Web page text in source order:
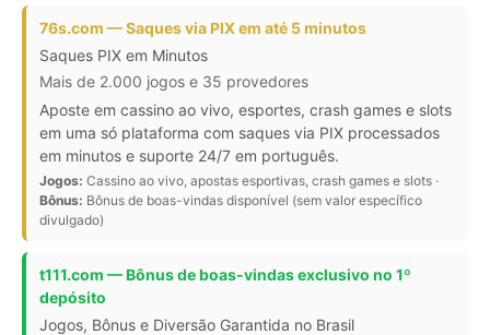
76s.com — Saques via PIX em até 5 minutos
Saques PIX em Minutos
Mais de 2.000 jogos e 35 provedores
Aposte em cassino ao vivo, esportes, crash games e slots
em uma só plataforma com saques via PIX processados
em minutos e suporte 24/7 em português.
Jogos: Cassino ao vivo, apostas esportivas, crash games e slots ·
Bônus: Bônus de boas-vindas disponível (sem valor específico
divulgado)
t111.com — Bônus de boas-vindas exclusivo no 1º
depósito
Jogos, Bônus e Diversão Garantida no Brasil